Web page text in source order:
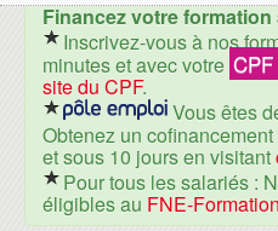
Financez votre formation
Inscrivez-vous à nos
minutes et avec votre CPF
site du CPF.
Vous êtes
Obtenez un
et sous 10 jours en visitant
Pour tous les salariés :
éligibles au FNE-Formation